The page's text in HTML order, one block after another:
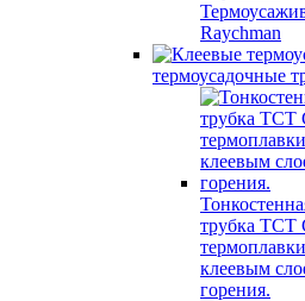
Raychman
термоусадочные
трубка TCT
клеевым
горения.